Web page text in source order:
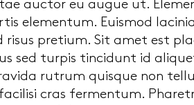
auctor eu augue ut.
elementum. Euismod
risus pretium. Sit amet est
sed turpis tincidunt id
rutrum quisque non
cras fermentum.